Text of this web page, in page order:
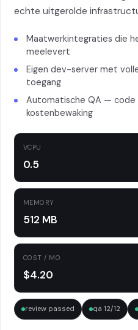
echte uitgerolde
Maatwerkintegraties die
meelevert
Eigen dev-server met
toegang
Automatische QA — code
kostenbewaking
VCPU
0.5
MEMORY
512 MB
COST / MO
$4.20
review passed qa 12/12